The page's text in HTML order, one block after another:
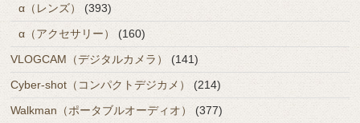
α（レンズ）
(393)
α（アクセサリー）
(160)
VLOGCAM（デジタルカメラ）
(141)
Cyber-shot（コンパクトデジカメ）
(214)
Walkman（ポータブルオーディオ）
(377)